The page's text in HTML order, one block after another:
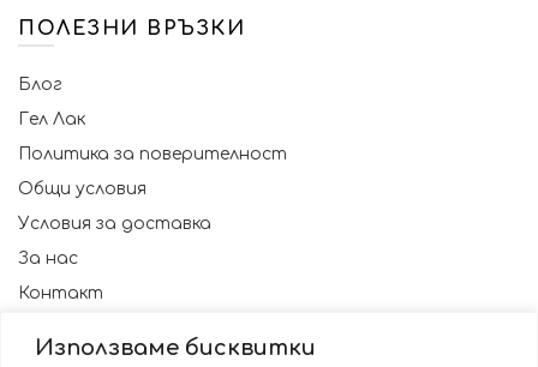
Използваме бисквитки
ПОЛЕЗНИ ВРЪЗКИ
Блог
Гел Лак
Политика за поверителност
Общи условия
Условия за доставка
За нас
Контакт